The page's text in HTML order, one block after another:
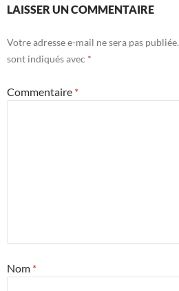
LAISSER UN COMMENTAIRE
Votre adresse e-mail ne sera pas publiée.
sont indiqués avec *
Commentaire *
Nom *